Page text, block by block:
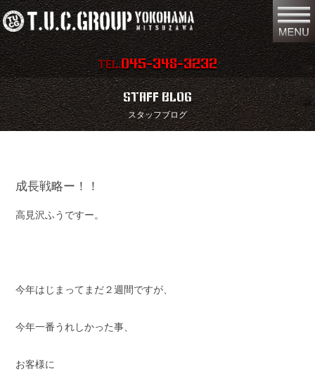
TEL.045-348-3232
在庫車両情報 店舗情報
保証内容 地図
スタッフ紹介
特別作業
ホーム
STAFF BLOG
スタッフブログ
成長戦略ー！！
高見沢ふうですー。
今年はじまってまだ２週間ですが、
今年一番うれしかった事、
お客様に